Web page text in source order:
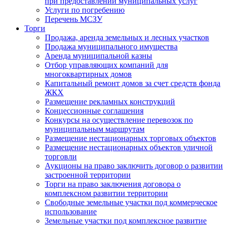
Услуги по погребению
Перечень МСЗУ
Торги
Продажа, аренда земельных и лесных участков
Продажа муниципального имущества
Аренда муниципальной казны
Отбор управляющих компаний для
многоквартирных домов
Капитальный ремонт домов за счет средств фонда
ЖКХ
Размещение рекламных конструкций
Концессионные соглашения
Конкурсы на осуществление перевозок по
муниципальным маршрутам
Размещение нестационарных торговых объектов
Размещение нестационарных объектов уличной
торговли
Аукционы на право заключить договор о развитии
застроенной территории
Торги на право заключения договора о
комплексном развитии территории
Свободные земельные участки под коммерческое
использование
Земельные участки под комплексное развитие